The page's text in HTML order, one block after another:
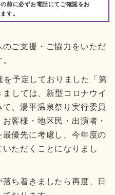
前に必ずお電話にてご確認をお
す。
ご支援・ご協力をいただ
予定しておりました「第
しては、新型コロナウイ
、湯平温泉祭り実行委員
客様・地区民・出演者・
優先に考慮し、今年度の
ただくことになりまし
ち着きましたら再度、日